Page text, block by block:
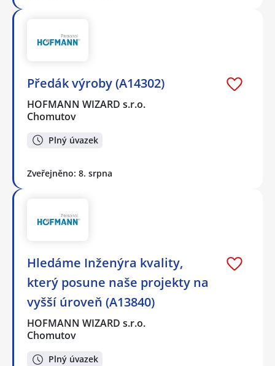
Předák výroby (A14302)
HOFMANN WIZARD s.r.o.
Chomutov
Plný úvazek
Zveřejněno: 8. srpna
Hledáme Inženýra kvality,
který posune naše projekty na
vyšší úroveň (A13840)
HOFMANN WIZARD s.r.o.
Chomutov
Plný úvazek